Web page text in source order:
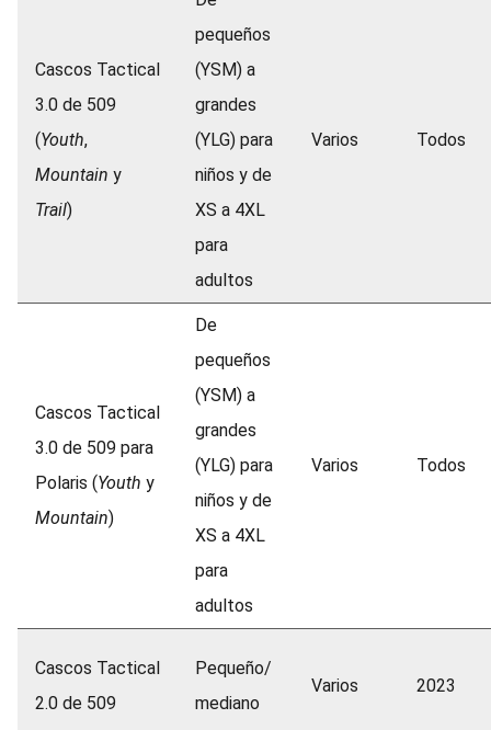
Cascos Tactical
3.0 de 509
(Youth,
Mountain y
Trail)
pequeños
(YSM) a
grandes
(YLG) para
niños y de
XS a 4XL
para
adultos
Varios Todos
Cascos Tactical
3.0 de 509 para
Polaris (Youth y
Mountain)
De
pequeños
(YSM) a
grandes
(YLG) para
niños y de
XS a 4XL
para
adultos
Varios Todos
Cascos Tactical
2.0 de 509
Pequeño/
mediano
Varios 2023